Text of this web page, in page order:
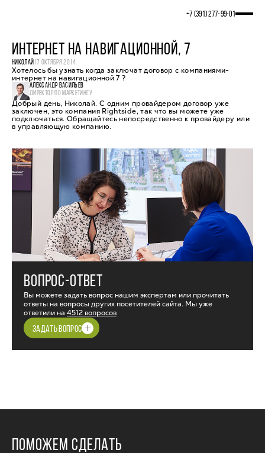
+7 (391) 277‒99‒01
ИНТЕРНЕТ НА НАВИГАЦИОННОЙ, 7
НИКОЛАЙ 17 ОКТЯБРЯ 2014
Хотелось бы узнать когда заключат договор с компаниями-
интернет на навигационной 7 ?
АЛЕКСАНДР ВАСИЛЬЕВ
ДИРЕКТОР ПО МАРКЕТИНГУ
Добрый день, Николай. С одним провайдером договор уже
заключен, это компания Rightside, так что вы можете уже
подключаться. Обращайтесь непосредственно к провайдеру или
в управляющую компанию.
ВОПРОС-ОТВЕТ
Вы можете задать вопрос нашим экспертам или прочитать
ответы на вопросы других посетителей сайта. Мы уже
ответили на 4512 вопросов
ЗАДАТЬ ВОПРОС
ПОМОЖЕМ СДЕЛАТЬ